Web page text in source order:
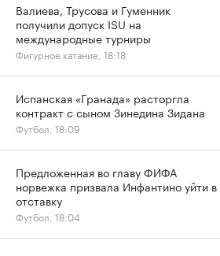
Валиева, Трусова и Гуменник
получили допуск ISU на
международные турниры
Фигурное катание, 18:18
Испанская «Гранада» расторгла
контракт с сыном Зинедина Зидана
Футбол, 18:09
Предложенная во главу ФИФА
норвежка призвала Инфантино уйти в
отставку
Футбол, 18:04